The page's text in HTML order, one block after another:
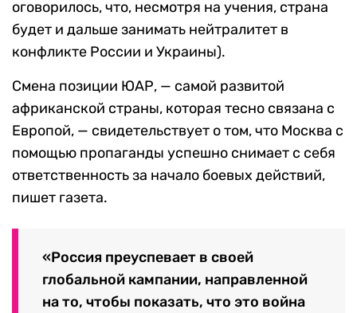
оговорилось, что, несмотря на учения, страна
будет и дальше занимать нейтралитет в
конфликте России и Украины).
Смена позиции ЮАР, — самой развитой
африканской страны, которая тесно связана с
Европой, — свидетельствует о том, что Москва с
помощью пропаганды успешно снимает с себя
ответственность за начало боевых действий,
пишет газета.
«Россия преуспевает в своей
глобальной кампании, направленной
на то, чтобы показать, что это война